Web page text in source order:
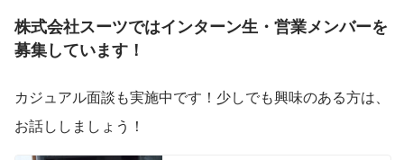
株式会社スーツではインターン生・営業メンバーを
募集しています！
カジュアル面談も実施中です！少しでも興味のある方は、
お話ししましょう！